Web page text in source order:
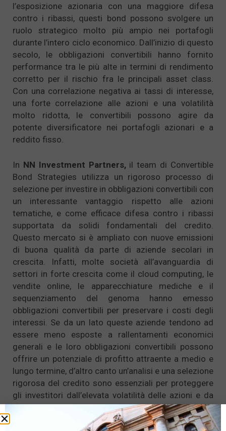
l’esposizione azionaria con una maggiore difesa
contro i ribassi, questi bond possono svolgere un
ruolo strategico molto più ampio nei portafogli
durante l’intero ciclo economico. Dall’inizio di questo
secolo, le obbligazioni convertibili hanno fornito
performance tra le più alte in termini di rendimento
corretto per il rischio fra le principali asset class.
Con una correlazione negativa ai tassi di interesse,
una forte correlazione alle azioni e una volatilità
molto ridotta, le convertibili possono agire da
potente diversificatore nei portafogli azionari e a
reddito fisso.
In NN Investment Partners,il team di Convertible
Bond Strategies utilizza un rigoroso processo di
selezione per investire in obbligazioni convertibili con
un interessante vantaggio rispetto alle azioni
tematiche, e come efficace difesa contro i ribassi
supportata da solidi fondamentali del credito.
Questo mercato si è ampliato con nuove emissioni
di buona qualità da parte di aziende secolari in
crescita. Infatti, molte società all’avanguardia di
settori in forte crescita come il cloud computing, le
vendite online, le apparecchiature mediche e il
sequenziamento del genoma hanno emesso
obbligazioni convertibili per preservare i costi degli
interessi. Se da un lato queste aziende tendono ad
essere meno esposte a rallentamenti economici
generali e le loro obbligazioni convertibili possono
offrire un potenziale di profitto attraente a medio e
lungo termine, d’altro canto un’analisi e una selezione
rigorosa del credito sono essenziali per proteggere
gli investitori dall’elevata volatilità delle azioni e da
eventuali perturbazioni del mercato.